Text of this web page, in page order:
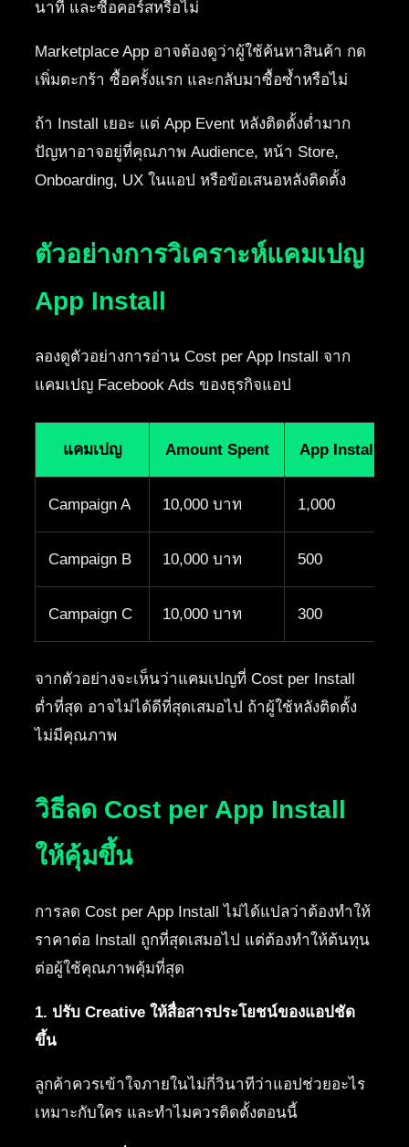
นาที และซื้อคอร์สหรือไม่
Marketplace App อาจต้องดูว่าผู้ใช้ค้นหาสินค้า กด
เพิ่มตะกร้า ซื้อครั้งแรก และกลับมาซื้อซ้ำหรือไม่
ถ้า Install เยอะ แต่ App Event หลังติดตั้งต่ำมาก
ปัญหาอาจอยู่ที่คุณภาพ Audience, หน้า Store,
Onboarding, UX ในแอป หรือข้อเสนอหลังติดตั้ง
ตัวอย่างการวิเคราะห์แคมเปญ
App Install
ลองดูตัวอย่างการอ่าน Cost per App Install จาก
แคมเปญ Facebook Ads ของธุรกิจแอป
แคมเปญ Amount Spent App Installs
Campaign A 10,000 บาท 1,000
Campaign B 10,000 บาท 500
Campaign C 10,000 บาท 300
จากตัวอย่างจะเห็นว่าแคมเปญที่ Cost per Install
ต่ำที่สุด อาจไม่ได้ดีที่สุดเสมอไป ถ้าผู้ใช้หลังติดตั้ง
ไม่มีคุณภาพ
วิธีลด Cost per App Install
ให้คุ้มขึ้น
การลด Cost per App Install ไม่ได้แปลว่าต้องทำให้
ราคาต่อ Install ถูกที่สุดเสมอไป แต่ต้องทำให้ต้นทุน
ต่อผู้ใช้คุณภาพคุ้มที่สุด
1. ปรับ Creative ให้สื่อสารประโยชน์ของแอปชัด
ขึ้น
ลูกค้าควรเข้าใจภายในไม่กี่วินาทีว่าแอปช่วยอะไร
เหมาะกับใคร และทำไมควรติดตั้งตอนนี้